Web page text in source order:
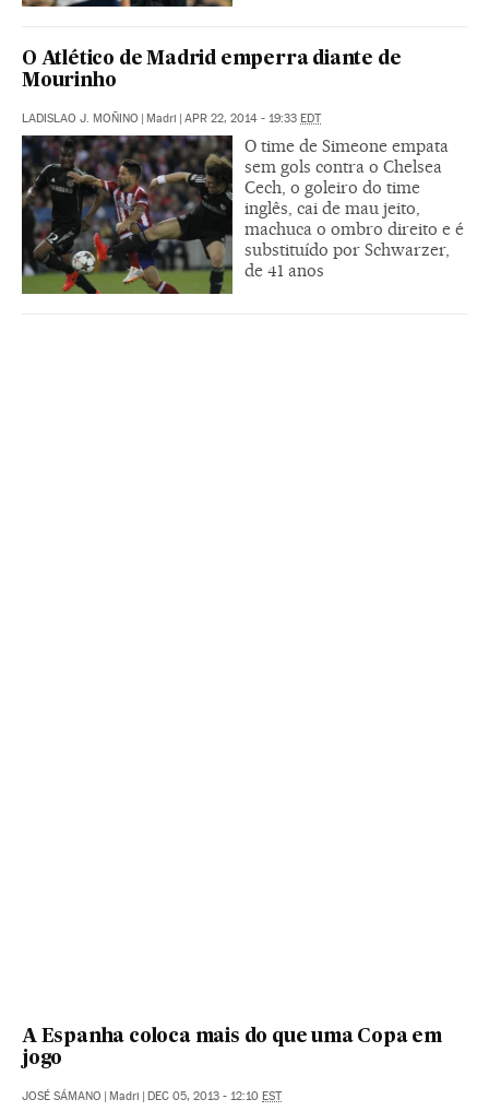
O Atlético de Madrid emperra diante de
Mourinho
LADISLAO J. MOÑINO | Madri | APR 22, 2014 - 19:33 EDT
O time de Simeone empata
sem gols contra o Chelsea
Cech, o goleiro do time
inglês, cai de mau jeito,
machuca o ombro direito e é
substituído por Schwarzer,
de 41 anos
A Espanha coloca mais do que uma Copa em
jogo
JOSÉ SÁMANO | Madri | DEC 05, 2013 - 12:10 EST